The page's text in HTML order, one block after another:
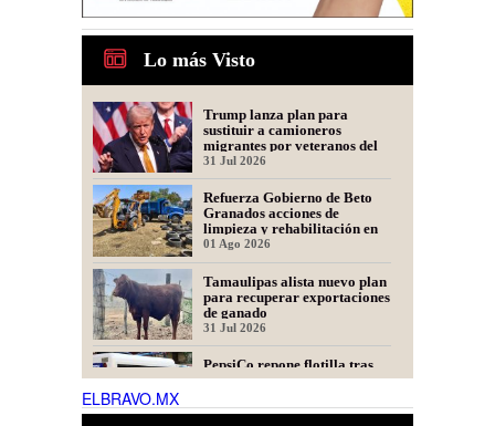
Lo más Visto
Trump lanza plan para
sustituir a camioneros
migrantes por veteranos del
Ejército
31 Jul 2026
Refuerza Gobierno de Beto
Granados acciones de
limpieza y rehabilitación en
Los Presidentes
01 Ago 2026
Tamaulipas alista nuevo plan
para recuperar exportaciones
de ganado
31 Jul 2026
PepsiCo repone flotilla tras
incendio; llegan 15 nuevas
31 Jul 2026
ELBRAVO.MX